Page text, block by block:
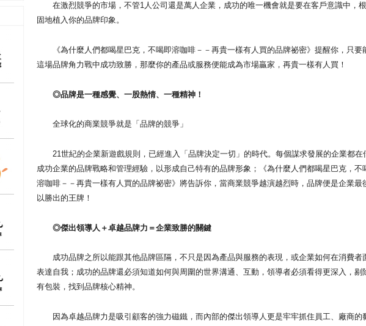
在激烈競爭的市場，不管1人公司還是萬人企業，成功的唯一機會就是要在客戶意識中，
固地植入你的品牌印象。
《為什麼人們都喝星巴克，不喝即溶咖啡－－再貴一樣有人買的品牌祕密》提醒你，只要
這場品牌角力戰中成功致勝，那麼你的產品或服務便能成為市場贏家，再貴一樣有人買！
◎品牌是一種感覺、一股熱情、一種精神！
全球化的商業競爭就是「品牌的競爭」
21世紀的企業新遊戲規則，已經進入「品牌決定一切」的時代。每個謀求發展的企業都在
成功企業的品牌戰略和管理經驗，以形成自己特有的品牌形象；《為什麼人們都喝星巴克，不
溶咖啡－－再貴一樣有人買的品牌祕密》將告訴你，當商業競爭越演越烈時，品牌便是企業最
以勝出的王牌！
◎傑出領導人＋卓越品牌力＝企業致勝的關鍵
成功品牌之所以能跟其他品牌區隔，不只是因為產品與服務的表現，或企業如何在消費者
表達自我；成功的品牌還必須知道如何與周圍的世界溝通、互動，領導者必須看得更深入，剔
有包裝，找到品牌核心精神。
因為卓越品牌力是吸引顧客的強力磁鐵，而內部的傑出領導人更是牢牢抓住員工、廠商的